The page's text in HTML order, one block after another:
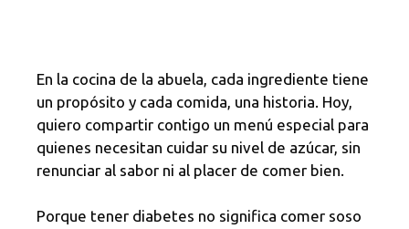
En la cocina de la abuela, cada ingrediente tiene
un propósito y cada comida, una historia. Hoy,
quiero compartir contigo un menú especial para
quienes necesitan cuidar su nivel de azúcar, sin
renunciar al sabor ni al placer de comer bien.
Porque tener diabetes no significa comer soso